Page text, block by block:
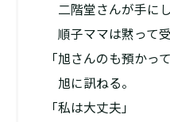
二階堂さんが手に
順子ママは黙って受
「旭さんのも預かっ
旭に訊ねる。
「私は大丈夫」